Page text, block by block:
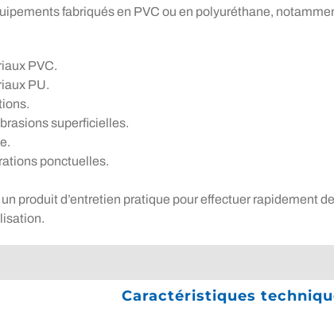
fabriqués en PVC ou en polyuréthane,
PVC.
PU.
superficielles.
ponctuelles.
produit d’entretien pratique pour effectuer rapidement
Caractéristiques